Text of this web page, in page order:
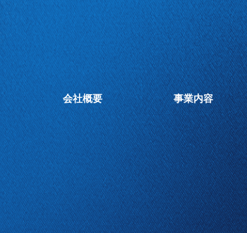
会社概要 事業内容